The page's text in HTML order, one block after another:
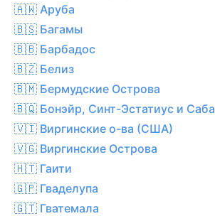
🇦🇼 Аруба
🇧🇸 Багамы
🇧🇧 Барбадос
🇧🇿 Белиз
🇧🇲 Бермудские Острова
🇧🇶 Бонэйр, Синт-Эстатиус и Саба
🇻🇮 Виргинские о-ва (США)
🇻🇬 Виргинские Острова
🇭🇹 Гаити
🇬🇵 Гваделупа
🇬🇹 Гватемала